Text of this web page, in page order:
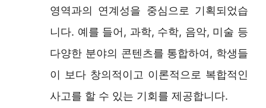
영역과의 연계성을 중심으로 기획되었습
니다. 예를 들어, 과학, 수학, 음악, 미술 등
다양한 분야의 콘텐츠를 통합하여, 학생들
이 보다 창의적이고 이론적으로 복합적인
사고를 할 수 있는 기회를 제공합니다.